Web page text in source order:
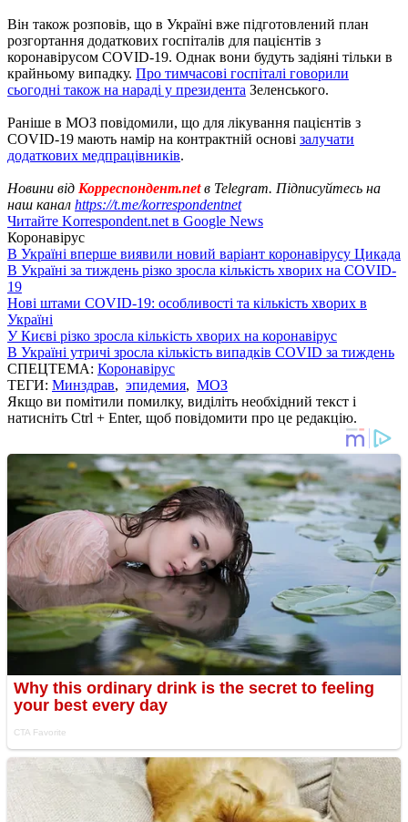
Він також розповів, що в Україні вже підготовлений план
розгортання додаткових госпіталів для пацієнтів з
коронавірусом COVID-19. Однак вони будуть задіяні тільки в
крайньому випадку. Про тимчасові госпіталі говорили
сьогодні також на нараді у президента Зеленського.
Раніше в МОЗ повідомили, що для лікування пацієнтів з
COVID-19 мають намір на контрактній основі залучати
додаткових медпрацівників.
Новини від Корреспондент.netв Telegram. Підписуйтесь на
наш канал https://t.me/korrespondentnet
Читайте Korrespondent.net в Google News
Коронавірус
В Україні вперше виявили новий варіант коронавірусу Цикада
В Україні за тиждень різко зросла кількість хворих на COVID-
19
Нові штами COVID-19: особливості та кількість хворих в
Україні
У Києві різко зросла кількість хворих на коронавірус
В Україні утричі зросла кількість випадків COVID за тиждень
СПЕЦТЕМА: Коронавірус
ТЕГИ: Минздрав, эпидемия, МОЗ
Якщо ви помітили помилку, виділіть необхідний текст і
натисніть Ctrl + Enter, щоб повідомити про це редакцію.